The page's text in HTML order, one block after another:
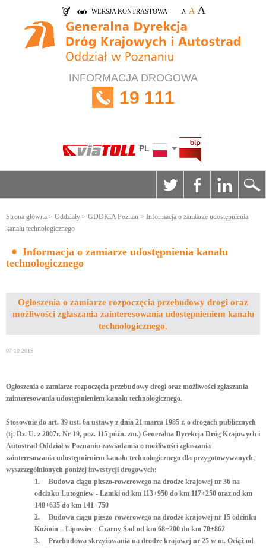
WERSJA KONTRASTOWA A A A
INFORMACJA DROGOWA
19 111
PL
Strona główna > Oddziały > GDDKiA Poznań > Informacja o zamiarze udostępnienia
kanału technologicznego
Informacja o zamiarze udostępnienia kanału
technologicznego
Ogłoszenia o zamiarze rozpoczęcia przebudowy drogi oraz
możliwości zgłaszania zainteresowania udostępnieniem kanału
technologicznego.
07-10-2015
Ogłoszenia o zamiarze rozpoczęcia przebudowy drogi oraz możliwości zgłaszania
zainteresowania udostępnieniem kanału technologicznego.
Stosownie do art. 39 ust. 6a ustawy z dnia 21 marca 1985 r. o drogach publicznych
(tj. Dz. U. z 2007r. Nr 19, poz. 115 późn. zm.) Generalna Dyrekcja Dróg Krajowych i
Autostrad Oddział w Poznaniu zawiadamia o możliwości zgłaszania
zainteresowania udostępnieniem kanału technologicznego dla przygotowywanych,
wyszczególnionych poniżej inwestycji drogowych:
1. Budowa ciągu pieszo-rowerowego na drodze krajowej nr 36 na
odcinku Lutogniew - Lamki od km 113+950 do km 117+250 oraz od km
140+635 do km 141+750
2. Budowa ciągu pieszo-rowerowego na drodze krajowej nr 15 odcinku
Koźmin – Lipowiec - Czarny Sad od km 68+200 do km 70+862
3. Przebudowa skrzyżowania na drodze krajowej nr 25 w m. Ociąż od